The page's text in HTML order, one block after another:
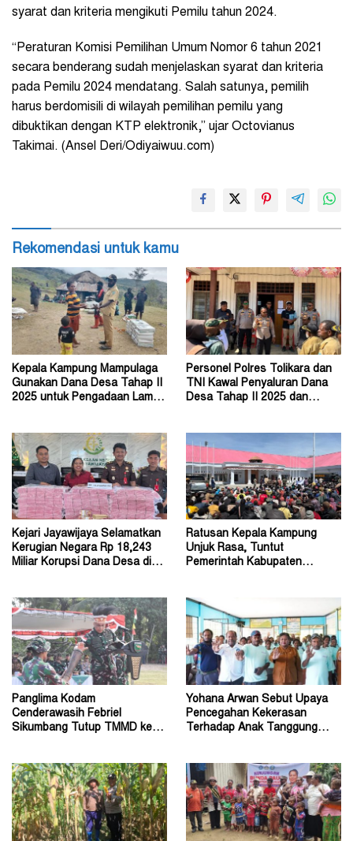
syarat dan kriteria mengikuti Pemilu tahun 2024.
“Peraturan Komisi Pemilihan Umum Nomor 6 tahun 2021
secara benderang sudah menjelaskan syarat dan kriteria
pada Pemilu 2024 mendatang. Salah satunya, pemilih
harus berdomisili di wilayah pemilihan pemilu yang
dibuktikan dengan KTP elektronik,” ujar Octovianus
Takimai. (Ansel Deri/Odiyaiwuu.com)
Rekomendasi untuk kamu
Kepala Kampung Mampulaga
Gunakan Dana Desa Tahap II
2025 untuk Pengadaan Lampu
Personel Polres Tolikara dan
TNI Kawal Penyaluran Dana
Desa Tahap II 2025 dan
Kejari Jayawijaya Selamatkan
Kerugian Negara Rp 18,243
Miliar Korupsi Dana Desa di
Ratusan Kepala Kampung
Unjuk Rasa, Tuntut
Pemerintah Kabupaten
Panglima Kodam
Cenderawasih Febriel
Sikumbang Tutup TMMD ke-
Yohana Arwan Sebut Upaya
Pencegahan Kekerasan
Terhadap Anak Tanggung